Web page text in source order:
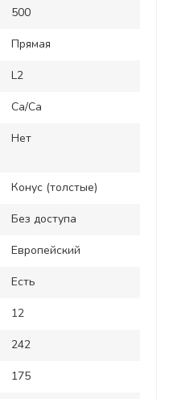
500
Прямая
L2
Ca/Ca
Нет
Конус (толстые)
Без доступа
Европейский
Есть
12
242
175